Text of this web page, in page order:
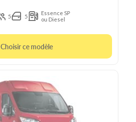
5 5
Essence SP
ou Diesel
Choisir ce modèle